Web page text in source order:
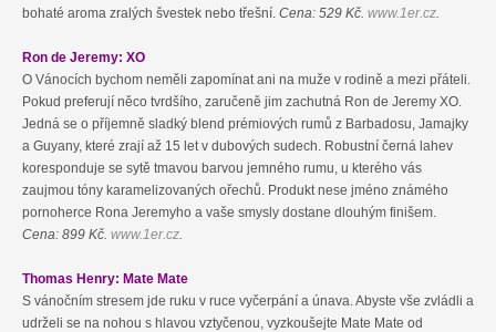
bohaté aroma zralých švestek nebo třešní. Cena: 529 Kč. www.1er.cz
Ron de Jeremy: XO
O Vánocích bychom neměli zapomínat ani na muže v rodině a mezi přáteli.
Pokud preferují něco tvrdšího, zaručeně jim zachutná Ron de Jeremy XO.
Jedná se o příjemně sladký blend prémiových rumů z Barbadosu, Jamajky
a Guyany, které zrají až 15 let v dubových sudech. Robustní černá lahev
koresponduje se sytě tmavou barvou jemného rumu, u kterého vás
zaujmou tóny karamelizovaných ořechů. Produkt nese jméno známého
pornoherce Rona Jeremyho a vaše smysly dostane dlouhým finišem.
Cena: 899 Kč. www.1er.cz
Thomas Henry: Mate Mate
S vánočním stresem jde ruku v ruce vyčerpání a únava. Abyste vše zvládli a
udrželi se na nohou s hlavou vztyčenou, vyzkoušejte Mate Mate od